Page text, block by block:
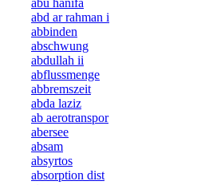
abu hanifa
abd ar rahman i
abbinden
abschwung
abdullah ii
abflussmenge
abbremszeit
abda laziz
ab aerotranspor
abersee
absam
absyrtos
absorption dist